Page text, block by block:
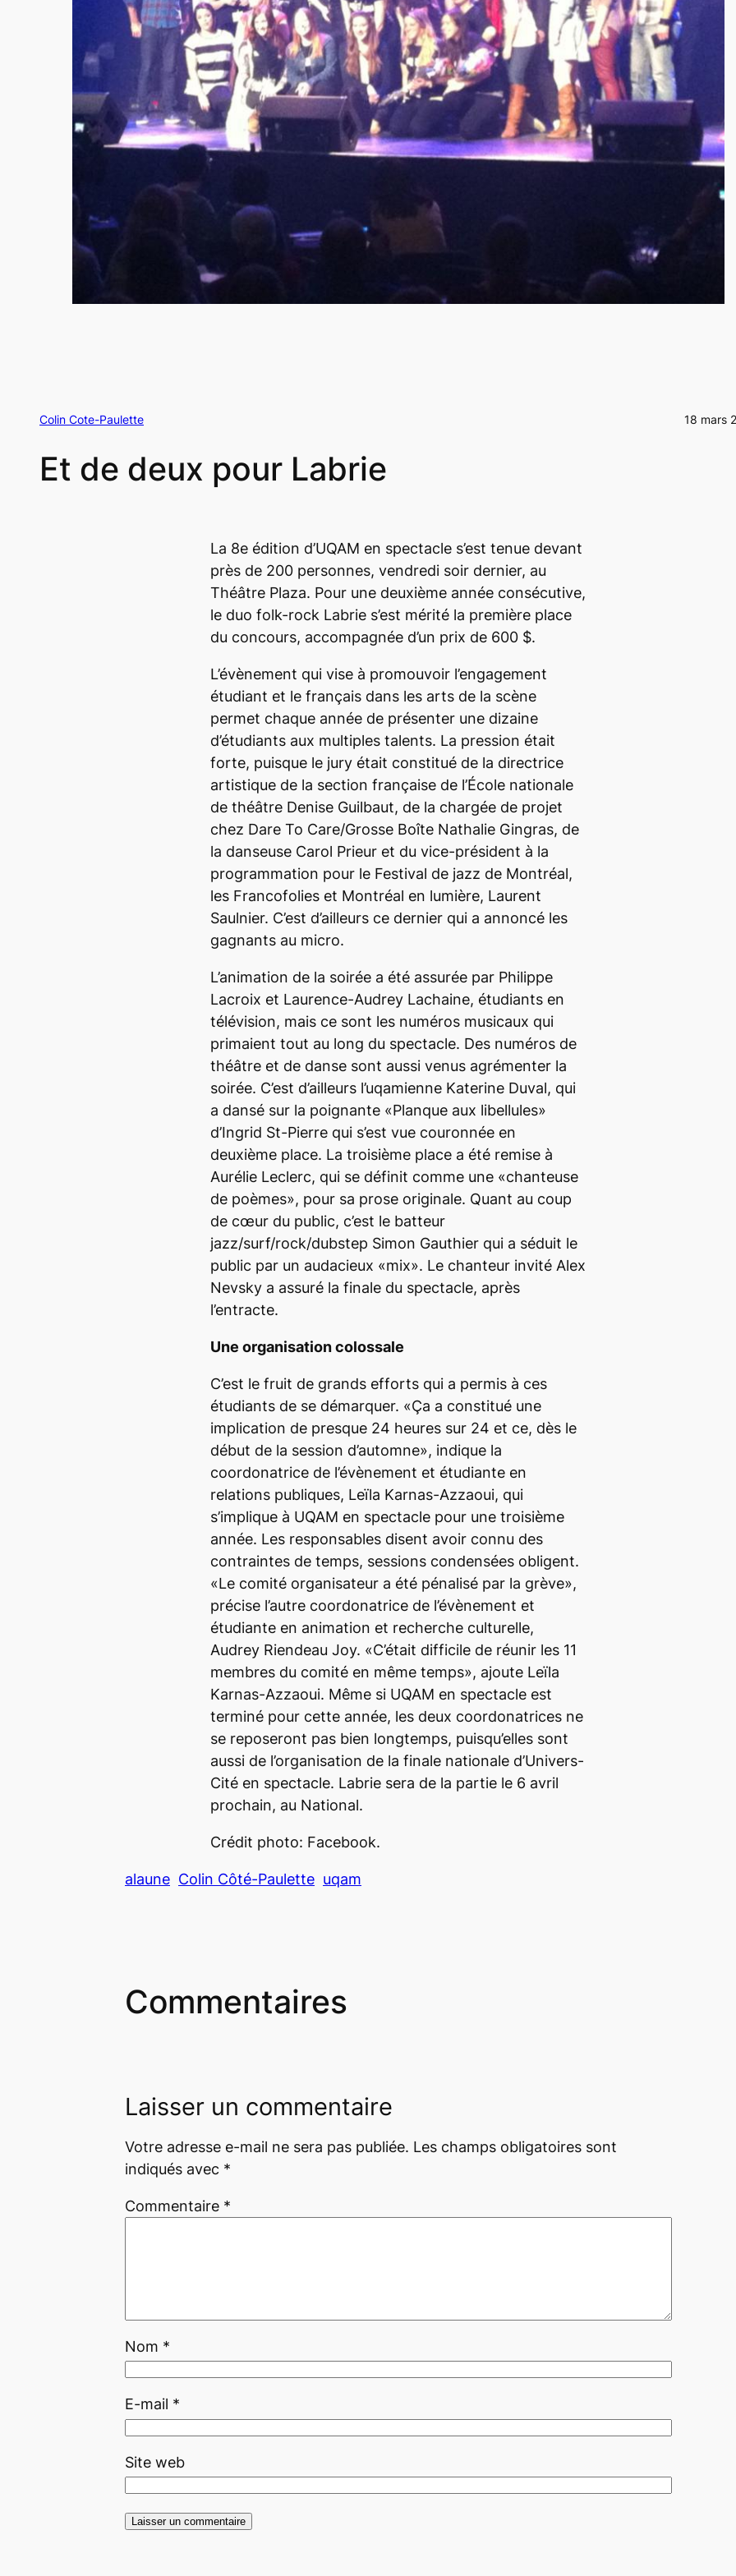
Colin Cote-Paulette 18 mars
Et de deux pour Labrie
La 8e édition d’UQAM en spectacle s’est tenue devant
près de 200 personnes, vendredi soir dernier, au
Théâtre Plaza. Pour une deuxième année consécutive,
le duo folk-rock Labrie s’est mérité la première place
du concours, accompagnée d’un prix de 600 $.
L’évènement qui vise à promouvoir l’engagement
étudiant et le français dans les arts de la scène
permet chaque année de présenter une dizaine
d’étudiants aux multiples talents. La pression était
forte, puisque le jury était constitué de la directrice
artistique de la section française de l’École nationale
de théâtre Denise Guilbaut, de la chargée de projet
chez Dare To Care/Grosse Boîte Nathalie Gingras, de
la danseuse Carol Prieur et du vice-président à la
programmation pour le Festival de jazz de Montréal,
les Francofolies et Montréal en lumière, Laurent
Saulnier. C’est d’ailleurs ce dernier qui a annoncé les
gagnants au micro.
L’animation de la soirée a été assurée par Philippe
Lacroix et Laurence-Audrey Lachaine, étudiants en
télévision, mais ce sont les numéros musicaux qui
primaient tout au long du spectacle. Des numéros de
théâtre et de danse sont aussi venus agrémenter la
soirée. C’est d’ailleurs l’uqamienne Katerine Duval, qui
a dansé sur la poignante «Planque aux libellules»
d’Ingrid St-Pierre qui s’est vue couronnée en
deuxième place. La troisième place a été remise à
Aurélie Leclerc, qui se définit comme une «chanteuse
de poèmes», pour sa prose originale. Quant au coup
de cœur du public, c’est le batteur
jazz/surf/rock/dubstep Simon Gauthier qui a séduit le
public par un audacieux «mix». Le chanteur invité Alex
Nevsky a assuré la finale du spectacle, après
l’entracte.
Une organisation colossale
C’est le fruit de grands efforts qui a permis à ces
étudiants de se démarquer. «Ça a constitué une
implication de presque 24 heures sur 24 et ce, dès le
début de la session d’automne», indique la
coordonatrice de l’évènement et étudiante en
relations publiques, Leïla Karnas-Azzaoui, qui
s’implique à UQAM en spectacle pour une troisième
année. Les responsables disent avoir connu des
contraintes de temps, sessions condensées obligent.
«Le comité organisateur a été pénalisé par la grève»,
précise l’autre coordonatrice de l’évènement et
étudiante en animation et recherche culturelle,
Audrey Riendeau Joy. «C’était difficile de réunir les 11
membres du comité en même temps», ajoute Leïla
Karnas-Azzaoui. Même si UQAM en spectacle est
terminé pour cette année, les deux coordonatrices ne
se reposeront pas bien longtemps, puisqu’elles sont
aussi de l’organisation de la finale nationale d’Univers-
Cité en spectacle. Labrie sera de la partie le 6 avril
prochain, au National.
Crédit photo: Facebook.
alaune Colin Côté-Paulette uqam
Commentaires
Laisser un commentaire
Votre adresse e-mail ne sera pas publiée. Les champs obligatoires sont
indiqués avec *
Commentaire *
Nom *
E-mail *
Site web